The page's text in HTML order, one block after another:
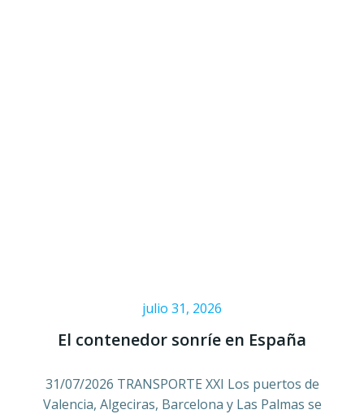
julio 31, 2026
El contenedor sonríe en España
31/07/2026 TRANSPORTE XXI Los puertos de
Valencia, Algeciras, Barcelona y Las Palmas se